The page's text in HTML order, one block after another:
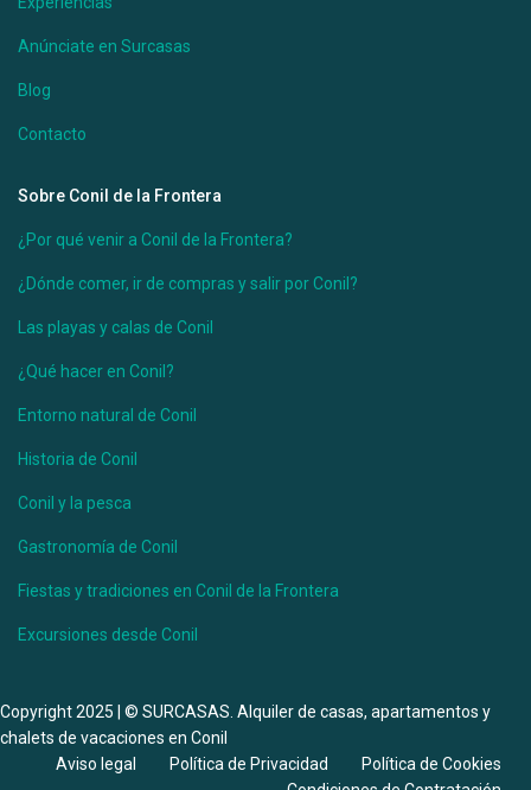
Desde 100 €
Casa Úrsula III
Desde 150 € /por noche
Casa Matías
Anúnciate en Surcasas
Blog
Contacto
Sobre Conil de la Frontera
¿Por qué venir a Conil de la Frontera?
¿Dónde comer, ir de compras y salir por Conil?
Las playas y calas de Conil
¿Qué hacer en Conil?
Entorno natural de Conil
Historia de Conil
Conil y la pesca
Gastronomía de Conil
Fiestas y tradiciones en Conil de la Frontera
Excursiones desde Conil
Copyright 2025 | © SURCASAS. Alquiler de casas, apartamentos y
chalets de vacaciones en Conil
Aviso legal
Política de Privacidad
Política de Cookies